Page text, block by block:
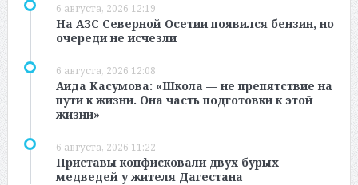
6 августа, 2026 12:19
На АЗС Северной Осетии появился бензин, но
очереди не исчезли
6 августа, 2026 12:08
Аида Касумова: «Школа — не препятствие на
пути к жизни. Она часть подготовки к этой
жизни»
6 августа, 2026 11:22
Приставы конфисковали двух бурых
медведей у жителя Дагестана